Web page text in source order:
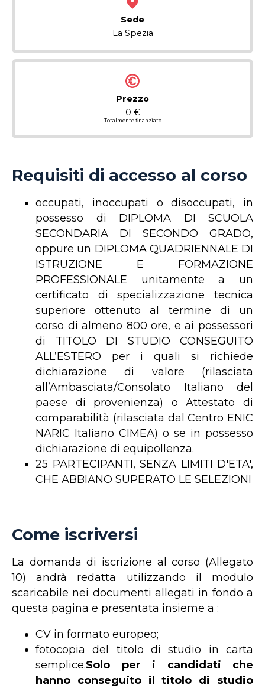
Sede
La Spezia
Prezzo
0 €
Totalmente finanziato
Requisiti di accesso al corso
occupati, inoccupati o disoccupati, in
possesso di DIPLOMA DI SCUOLA
SECONDARIA DI SECONDO GRADO,
oppure un DIPLOMA QUADRIENNALE DI
ISTRUZIONE E FORMAZIONE
PROFESSIONALE unitamente a un
certificato di specializzazione tecnica
superiore ottenuto al termine di un
corso di almeno 800 ore, e ai possessori
di TITOLO DI STUDIO CONSEGUITO
ALL’ESTERO per i quali si richiede
dichiarazione di valore (rilasciata
all’Ambasciata/Consolato Italiano del
paese di provenienza) o Attestato di
comparabilità (rilasciata dal Centro ENIC
NARIC Italiano CIMEA) o se in possesso
dichiarazione di equipollenza.
25 PARTECIPANTI, SENZA LIMITI D'ETA',
CHE ABBIANO SUPERATO LE SELEZIONI
Come iscriversi
La domanda di iscrizione al corso (Allegato
10) andrà redatta utilizzando il modulo
scaricabile nei documenti allegati in fondo a
questa pagina e presentata insieme a :
CV in formato europeo;
fotocopia del titolo di studio in carta
semplice.Solo per i candidati che
hanno conseguito il titolo di studio